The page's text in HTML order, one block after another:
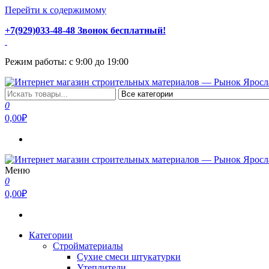
Перейти к содержимому
+7(929)033-48-48 Звонок бесплатный!
Режим работы: с 9:00 до 19:00
Интернет магазин строительных материалов — Рынок
Стройматериалы с доставкой и самовывозом можно купить у
0
0,00₽
Интернет магазин строительных материалов — Рынок
Стройматериалы с доставкой и самовывозом можно купить у
Меню
0
0,00₽
Категории
Стройматериалы
Сухие смеси штукатурки